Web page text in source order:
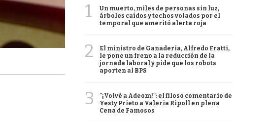
1
Un muerto, miles de personas sin luz,
árboles caídos y techos volados por el
temporal que ameritó alerta roja
2
El ministro de Ganadería, Alfredo Fratti,
le pone un freno a la reducción de la
jornada laboral y pide que los robots
aporten al BPS
3
"¡Volvé a Adeom!": el filoso comentario de
Yesty Prieto a Valeria Ripoll en plena
Cena de Famosos